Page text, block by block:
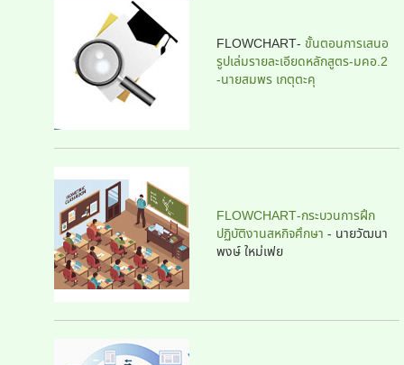
FLOWCHART- ขั้นตอนการเสนอ
รูปเล่มรายละเอียดหลักสูตร-มคอ.2
-นายสมพร เกตุตะคุ
FLOWCHART-กระบวนการฝึก
ปฏิบัติงานสหกิจศึกษา - นายวัฒนา
พงษ์ ใหม่เฟย